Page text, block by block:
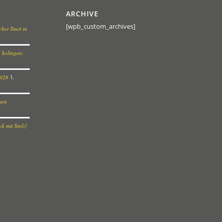
Start in
Solingen:
1.
mit Stolz!
ARCHIVE
[wpb_custom_archives]